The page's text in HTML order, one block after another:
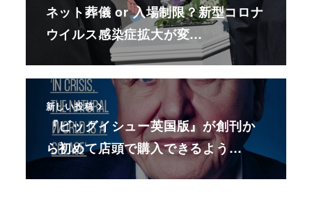
ネット葬儀 or 入場制限？新型コロナ
ウイルス感染症拡大が変…
新しい投稿
『ビッグイシュー英国版』が創刊か
ら初めて店頭で購入できるよう…